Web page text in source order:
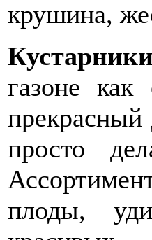
крушина,
газоне
прекрасный
просто
плоды,